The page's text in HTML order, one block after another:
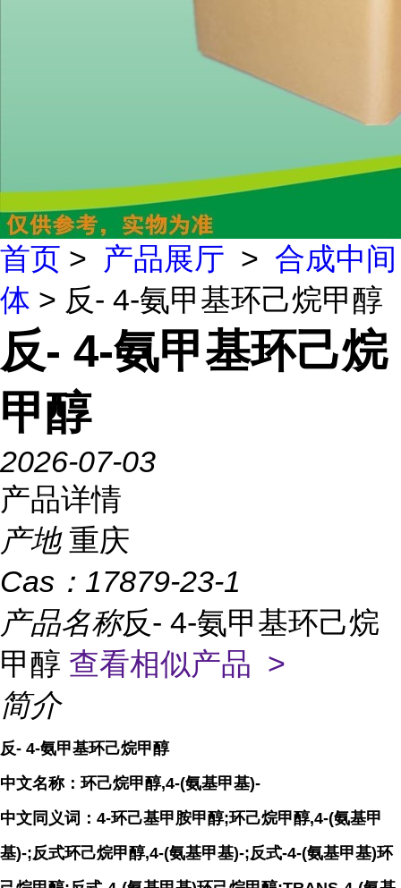
首页 > 产品展厅 > 合成中间
体 > 反- 4-氨甲基环己烷甲醇
反- 4-氨甲基环己烷
甲醇
2026-07-03
产品详情
产地 重庆
Cas： 17879-23-1
产品名称反- 4-氨甲基环己烷
甲醇 查看相似产品 >
简介
反- 4-氨甲基环己烷甲醇
中文名称：环己烷甲醇,4-(氨基甲基)-
中文同义词：4-环己基甲胺甲醇;环己烷甲醇,4-(氨基甲
基)-;反式环己烷甲醇,4-(氨基甲基)-;反式-4-(氨基甲基)环